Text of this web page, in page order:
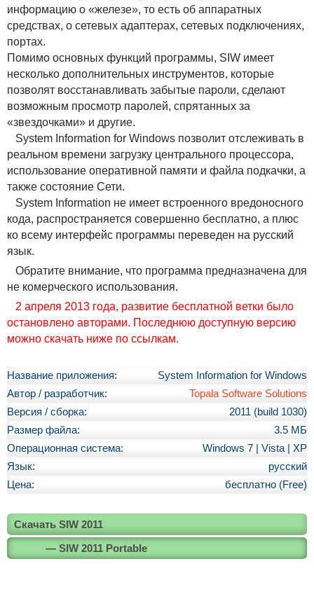
информацию о «железе», то есть об аппаратных
средствах, о сетевых адаптерах, сетевых подключениях,
портах.
Помимо основных функций программы, SIW имеет
несколько дополнительных инструментов, которые
позволят восстанавливать забытые пароли, сделают
возможным просмотр паролей, спрятанных за
«звездочками» и другие.
System Information for Windows позволит отслеживать в
реальном времени загрузку центрального процессора,
использование оперативной памяти и файла подкачки, а
также состояние Сети.
System Information не имеет встроенного вредоносного
кода, распространяется совершенно бесплатно, а плюс
ко всему интерфейс программы переведен на русский
язык.
Обратите внимание, что программа предназначена для
не комерческого использования.
2 апреля 2013 года, развитие бесплатной ветки было
остановлено авторами. Последнюю доступную версию
можно скачать ниже по ссылкам.
Название приложения:
System Information for Windows
Автор / разработчик:
Topala Software Solutions
Версия / сборка:
2011 (build 1030)
Размер файла:
3.5 МБ
Операционная система:
Windows 7 | Vista | XP
Язык:
русский
Цена:
бесплатно (Free)
Скачать SIW 2011
— SIW 2011 Portable